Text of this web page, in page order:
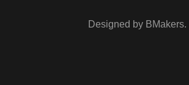
Designed by BMakers.